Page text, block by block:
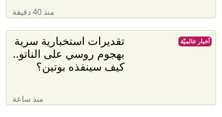
منذ 40 دقيقة
تقديرات استخبارية سرية
بهجوم روسي على الناتو..
كيف سينفذه بوتين؟
منذ ساعة
أخبار عالميّة